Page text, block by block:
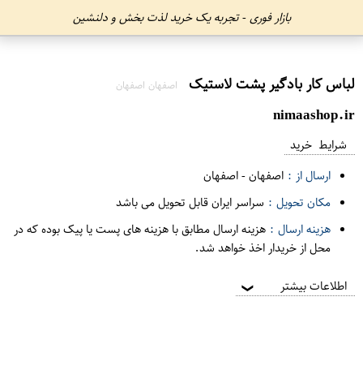
بازار فوری - تجربه یک خرید لذت بخش و دلنشین
لباس کار بادگیر پشت لاستیک اصفهان اصفهان
nimaashop.ir
شرایط خرید
ارسال از : اصفهان-اصفهان
مکان تحویل : سراسر ایران قابل تحویل می باشد
هزینه ارسال : هزینه ارسال مطابق با هزینه های پست یا پیک بوده که در
محل از خریدار اخذ خواهد شد.
اطلاعات بیشتر ❯